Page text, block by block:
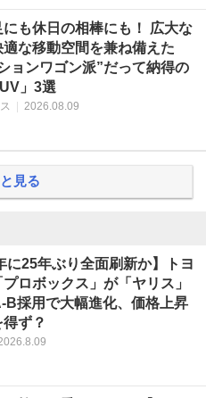
も休日の相棒にも！ 広大な
な移動空間を兼ね備えた
ョンワゴン派”だって納得の
」3選
2026.08.09
見る
に25年ぶり全面刷新か】トヨ
ロボックス」が「ヤリス」
B採用で大幅進化、価格上昇
ず？